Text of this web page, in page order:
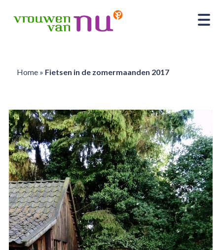
Home» Fietsen in de zomermaanden 2017